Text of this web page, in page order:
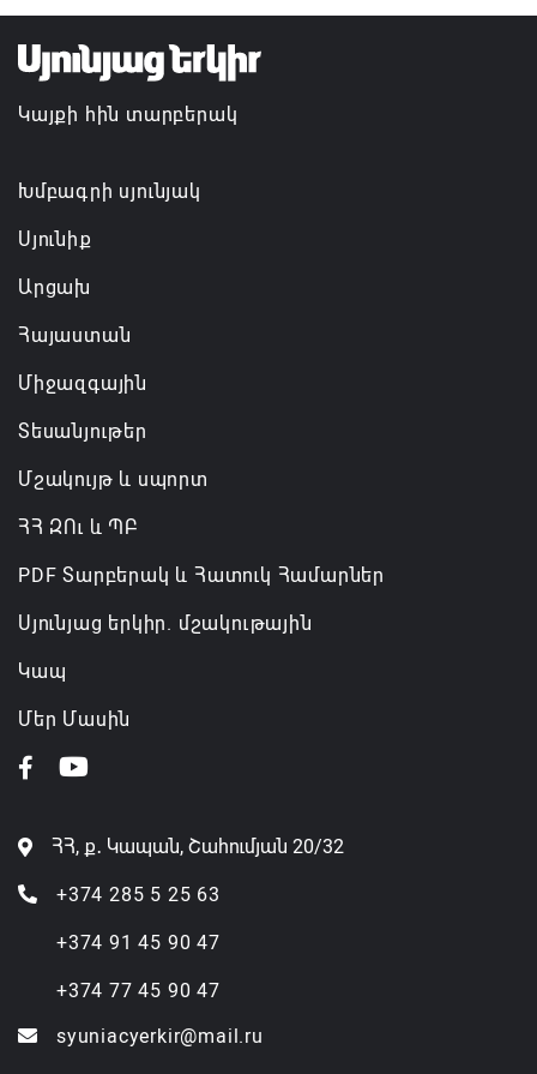
պահպանման, թե՛ արտաքին ճակատում հայ
ժողովրդի շահերի պաշտպանության գործը
06.08.2026 14:18
Անդրանիկ Սիմոնյանը վերանշանակվել է ԱԱԾ
ազատվել է պաշտոնից
06.08.2026 14:16
նախարարությունների անվանումները
06.08.2026 12:45
Կայքի հին տարբերակ
Խմբագրի սյունյակ
Սյունիք
Արցախ
Հայաստան
Միջազգային
Տեսանյութեր
Մշակույթ և սպորտ
ՀՀ ԶՈւ և ՊԲ
PDF Տարբերակ և Հատուկ Համարներ
Սյունյաց երկիր. մշակութային
Կապ
Մեր Մասին
ՀՀ, ք․ Կապան, Շահումյան 20/32
+374 285 5 25 63
+374 91 45 90 47
+374 77 45 90 47
syuniacyerkir@mail.ru